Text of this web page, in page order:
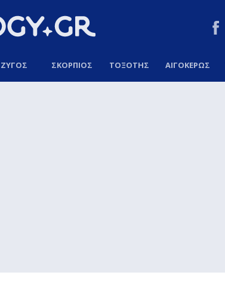
ΖΥΓΟΣ ΣΚΟΡΠΙΟΣ ΤΟΞΟΤΗΣ ΑΙΓΟΚΕΡΩΣ